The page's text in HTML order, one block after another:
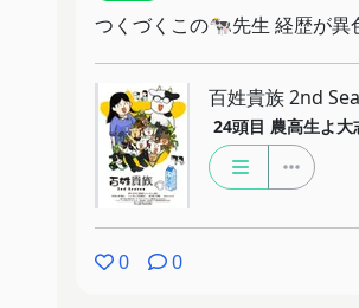
つくづくこの🐄先生 経歴が
百姓貴族 2nd
24頭目 農高生よ大
0 0